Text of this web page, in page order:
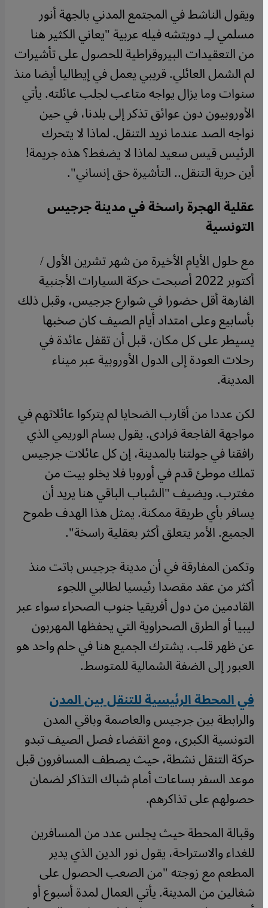
ويقول الناشط في المجتمع المدني بالجهة أنور
مسلمي لـِـ دويتشه فيله عربية "يعاني الكثير هنا
من التعقيدات البيروقراطية للحصول على تأشيرات
لم الشمل العائلي. قريبي يعمل في إيطاليا أيضا منذ
سنوات وما يزال يواجه متاعب لجلب عائلته. يأتي
الأوروبيون دون عوائق تذكر إلى بلدنا، في حين
نواجه الصد عندما نريد التنقل. لماذا لا يتحرك
الرئيس قيس سعيد لماذا لا يضغط؟ هذه جريمة!
أين حرية التنقل.. التأشيرة حق إنساني".
عقلية الهجرة راسخة في مدينة جرجيس
التونسية
مع حلول الأيام الأخيرة من شهر تشرين الأول /
أكتوبر 2022 أصبحت حركة السيارات الأجنبية
الفارهة أقل حضورا في شوارع جرجيس، وقبل ذلك
بأسابيع وعلى امتداد أيام الصيف كان صخبها
يسيطر على كل مكان، قبل أن تقفل عائدة في
رحلات العودة إلى الدول الأوروبية عبر ميناء
المدينة.
لكن عددا من أقارب الضحايا لم يتركوا عائلاتهم في
مواجهة الفاجعة فرادى. يقول بسام الوريمي الذي
رافقنا في جولتنا بالمدينة، إن كل عائلات جرجيس
تملك موطئ قدم في أوروبا فلا يخلو بيت من
مغترب. ويضيف "الشباب الباقي هنا يريد أن
يسافر بأي طريقة ممكنة. يمثل هذا الهدف طموح
الجميع. الأمر يتعلق أكثر بعقلية راسخة".
وتكمن المفارقة في أن مدينة جرجيس باتت منذ
أكثر من عقد مقصدا رئيسيا لطالبي اللجوء
القادمين من دول أفريقيا جنوب الصحراء سواء عبر
ليبيا أو الطرق الصحراوية التي يحفظها المهربون
عن ظهر قلب. يشترك الجميع هنا في حلم واحد هو
العبور إلى الضفة الشمالية للمتوسط.
في المحطة الرئيسية للتنقل بين المدن
والرابطة بين جرجيس والعاصمة وباقي المدن
التونسية الكبرى، ومع انقضاء فصل الصيف تبدو
حركة التنقل نشطة، حيث يصطف المسافرون قبل
موعد السفر بساعات أمام شباك التذاكر لضمان
حصولهم على تذاكرهم.
وقبالة المحطة حيث يجلس عدد من المسافرين
للغداء والاستراحة، يقول نور الدين الذي يدير
المطعم مع زوجته "من الصعب الحصول على
شغالين من المدينة. يأتي العمال لمدة أسبوع أو